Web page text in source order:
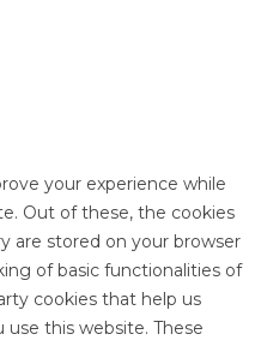
your experience while
Out of these, the cookies
are stored on your browser
of basic functionalities of
cookies that help us
this website. These